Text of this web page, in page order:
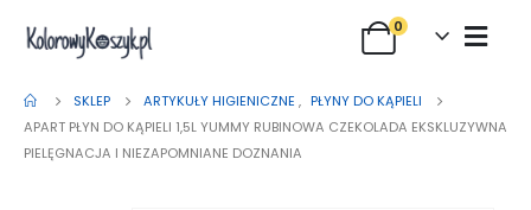
0
SKLEP ARTYKUŁY HIGIENICZNE , PŁYNY DO KĄPIELI
APART PŁYN DO KĄPIELI 1,5L YUMMY RUBINOWA CZEKOLADA EKSKLUZYWNA
PIELĘGNACJA I NIEZAPOMNIANE DOZNANIA